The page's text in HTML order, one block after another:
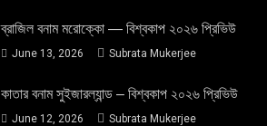
ব্রাজিল বনাম মরোক্কো — বিশ্বকাপ ২০২৬ প্রিভিউ
June 13, 2026 Subrata Mukerjee
কাতার বনাম সুইজারল্যান্ড – বিশ্বকাপ ২০২৬ প্রিভিউ
June 12, 2026 Subrata Mukerjee